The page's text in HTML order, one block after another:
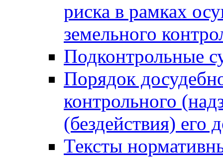
риска в рамках
земельного
Подконтрольные
Порядок
контрольного
(бездействия)
Тексты